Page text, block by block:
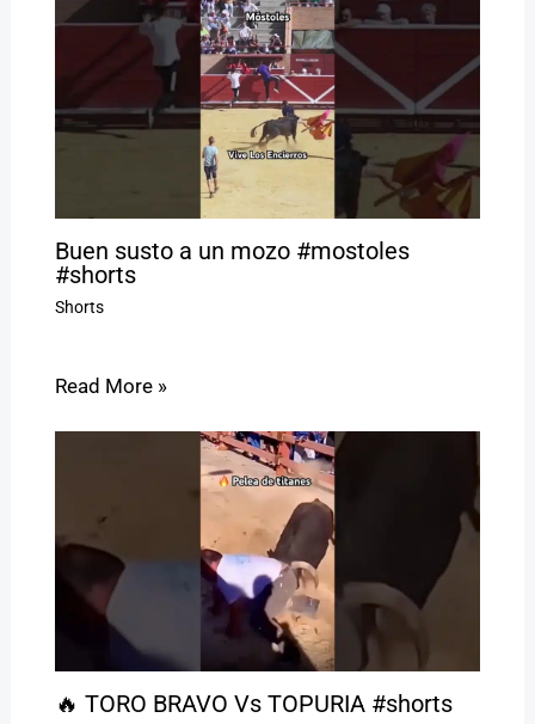
Buen susto a un mozo #mostoles
#shorts
Shorts
Read More »
🔥 TORO BRAVO Vs TOPURIA #shorts